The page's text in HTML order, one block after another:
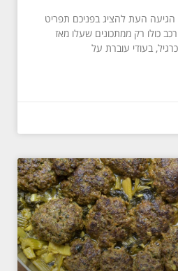
הגיעה העת להציג בפניכם תפריט
כולו רק ממתכונים שעלו מאז
בעודי עוברת על